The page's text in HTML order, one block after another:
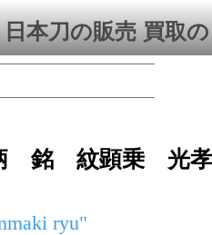
日本刀の販売 買取
銘 紋顕乗 光孝
ryu"